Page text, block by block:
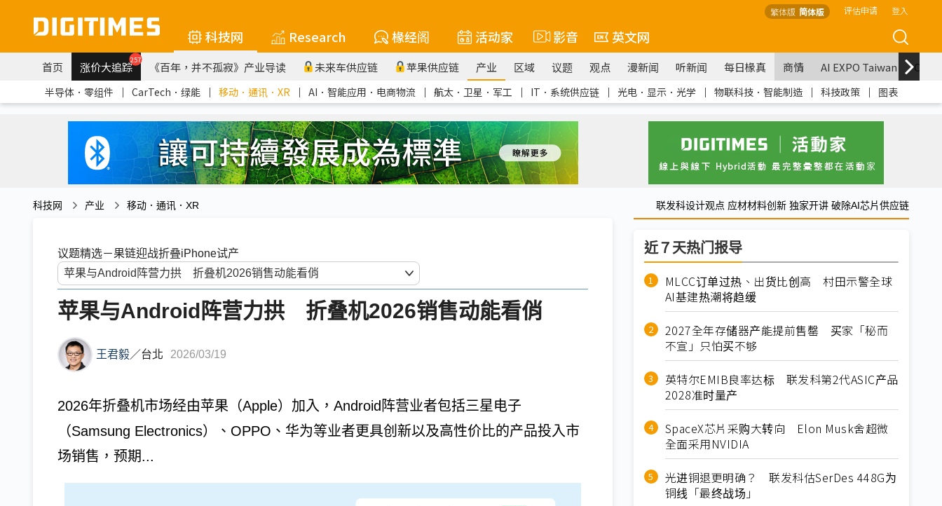
繁体版 简体版 评估申请 登入
科技网 Research 椽经阁 活动家 影音 英文网
首页 涨价大追踪257 《百年，并不孤寂》产业导读 未来车供应链 苹果供应链 产业 区域 议题 观点 漫新闻 听新闻 每日椽真 商情 AI EXPO Taiwan
半导体．零组件 ｜ CarTech．绿能 ｜ 移动．通讯．XR ｜ AI．智能应用．电商物流 ｜ 航太．卫星．军工 ｜ IT．系统供应链 ｜ 光电．显示．光学 ｜ 物联科技．智能制造 ｜ 科技政策 ｜ 图表
科技网 产业 移动．通讯．XR 联发科设计观点 应材材料创新 独家开讲 破除AI芯片供应链
议题精选－果链迎战折叠iPhone试产
苹果与Android阵营力拱 折叠机2026销售动能看俏
王君毅／台北 2026/03/19
2026年折叠机市场经由苹果（Apple）加入，Android阵营业者包括三星电子
（Samsung Electronics）、OPPO、华为等业者更具创新以及高性价比的产品投入市
场销售，预期...
近７天热门报导
MLCC订单过热、出货比创高 村田示警全球
AI基建热潮将趋缓
2027全年存储器产能提前售罄 买家「秘而
不宣」只怕买不够
英特尔EMIB良率达标 联发科第2代ASIC产品
2028准时量产
SpaceX芯片采购大转向 Elon Musk舍超微
全面采用NVIDIA
光进铜退更明确？ 联发科估SerDes 448G为
铜线「最终战场」